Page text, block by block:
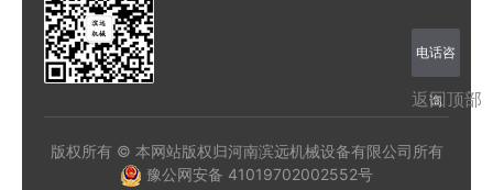
版权所有 © 本网站版权归河南滨远机械设备有限公司所有
豫公网安备 41019702002552号
电话咨
询
返回顶部